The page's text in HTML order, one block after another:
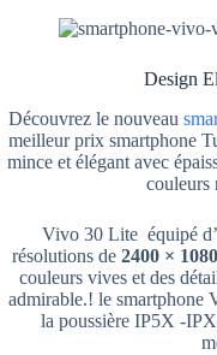
Design
Découvrez le nouveau
meilleur prix smartphone
mince et élégant avec
couleurs
Vivo 30 Lite équipé
résolutions de 2400 ×
couleurs vives et des
admirable.! le smartphone
la poussière IP5X -